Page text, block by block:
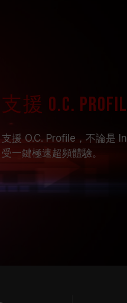
支援 O.C.
支援 O.C. Profile，不論是
受一鍵極速超頻體驗。